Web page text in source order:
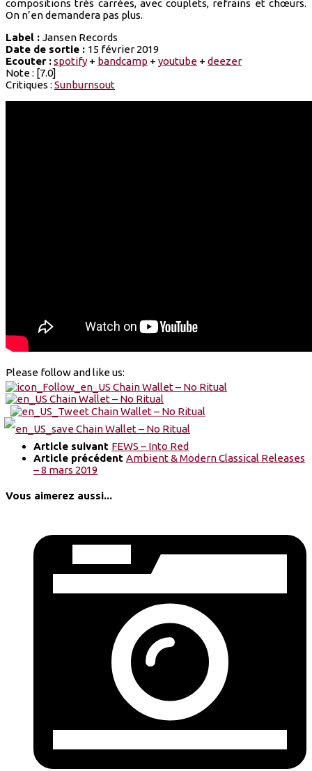
compositions très carrées, avec couplets, refrains et chœurs.
On n’en demandera pas plus.
Label : Jansen Records
Date de sortie : 15 février 2019
Ecouter :spotify + bandcamp + youtube + deezer
Note : [7.0]
Critiques : Sunburnsout
Please follow and like us:
Article suivant FEWS – Into Red
Article précédent Ambient & Modern Classical Releases
– 8 mars 2019
Vous aimerez aussi...